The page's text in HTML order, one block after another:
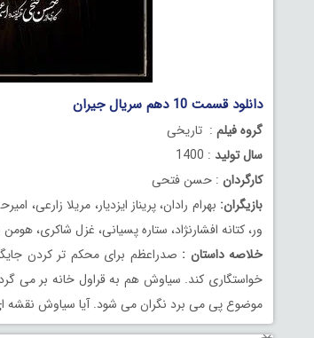
دانلود قسمت 10 دهم سریال جیران
گروه فیلم : تاریخی
سال تولید : 1400
کارگردان : حسن فتحی
بازیگران: بهرام رادان، پریناز ایزدیار، مریلا زارعی،
ور، کتانه افشارنژاد، ستاره پسیانی، غزل شاکری،
خلاصه داستان : صدراعظم برای محکم تر کردن
خواستگاری کند. سیاوش هم به قراول خانه بر می
موضوع پی می برد نگران می شود. آیا سیاوش نقشه